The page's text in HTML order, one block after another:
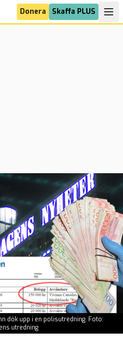
Donera Skaffa PLUS
dök upp i en polisutredning. Foto:
utredning